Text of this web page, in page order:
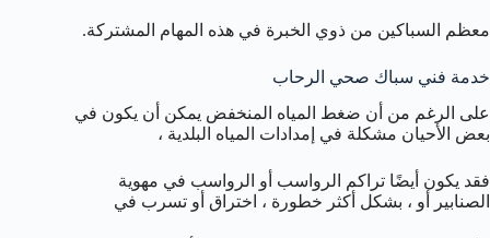
معظم السباكين من ذوي الخبرة في هذه المهام المشتركة.
خدمة فني سباك صحي الرحاب
على الرغم من أن ضغط المياه المنخفض يمكن أن يكون في
بعض الأحيان مشكلة في إمدادات المياه البلدية ،
فقد يكون أيضًا تراكم الرواسب أو الرواسب في مهوية
الصنابير أو ، بشكل أكثر خطورة ، اختراق أو تسرب في